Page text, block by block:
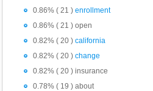
0.86% ( 21 ) enrollment
0.86% ( 21 ) open
0.82% ( 20 ) california
0.82% ( 20 ) change
0.82% ( 20 ) insurance
0.78% ( 19 ) about